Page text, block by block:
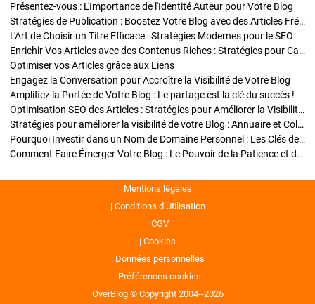
Présentez-vous : L'Importance de l'Identité Auteur pour Votre Blog
Stratégies de Publication : Boostez Votre Blog avec des Articles Fréquents et Exclusifs
L'Art de Choisir un Titre Efficace : Stratégies Modernes pour le SEO
Enrichir Vos Articles avec des Contenus Riches : Stratégies pour Captiver et Optimiser
Optimiser vos Articles grâce aux Liens
Engagez la Conversation pour Accroître la Visibilité de Votre Blog
Amplifiez la Portée de Votre Blog : Le partage est la clé du succès !
Optimisation SEO des Articles : Stratégies pour Améliorer la Visibilité de Votre Blog
Stratégies pour améliorer la visibilité de votre Blog : Annuaire et Collaborations
Pourquoi Investir dans un Nom de Domaine Personnel : Les Clés de la Réussite de Votre Blog
Comment Faire Émerger Votre Blog : Le Pouvoir de la Patience et de la Persévérance
Mentions légales
Conditions d’Utilisation
CGV
Cookies
Données personnelles
Préférences cookies
OverBlog © Copyright 2004--2026